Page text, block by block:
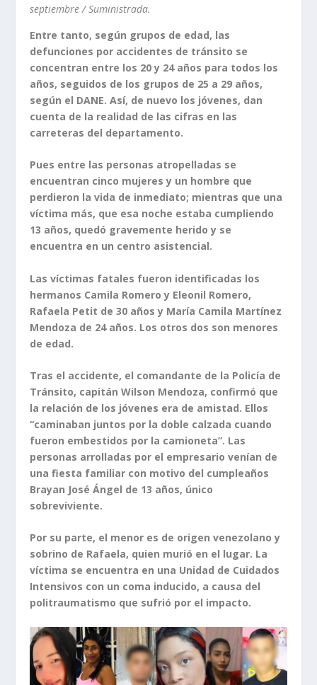
septiembre / Suministrada.
Entre tanto, según grupos de edad, las
defunciones por accidentes de tránsito se
concentran entre los 20 y 24 años para todos los
años, seguidos de los grupos de 25 a 29 años,
según el DANE. Así, de nuevo los jóvenes, dan
cuenta de la realidad de las cifras en las
carreteras del departamento.
Pues entre las personas atropelladas se
encuentran cinco mujeres y un hombre que
perdieron la vida de inmediato; mientras que una
víctima más, que esa noche estaba cumpliendo
13 años, quedó gravemente herido y se
encuentra en un centro asistencial.
Las víctimas fatales fueron identificadas los
hermanos Camila Romero y Eleonil Romero,
Rafaela Petit de 30 años y María Camila Martínez
Mendoza de 24 años. Los otros dos son menores
de edad.
Tras el accidente, el comandante de la Policía de
Tránsito, capitán Wilson Mendoza, confirmó que
la relación de los jóvenes era de amistad. Ellos
“caminaban juntos por la doble calzada cuando
fueron embestidos por la camioneta”. Las
personas arrolladas por el empresario venían de
una fiesta familiar con motivo del cumpleaños
Brayan José Ángel de 13 años, único
sobreviviente.
Por su parte, el menor es de origen venezolano y
sobrino de Rafaela, quien murió en el lugar. La
víctima se encuentra en una Unidad de Cuidados
Intensivos con un coma inducido, a causa del
politraumatismo que sufrió por el impacto.